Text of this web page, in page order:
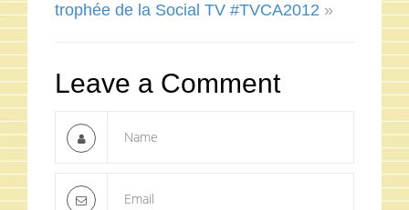
trophée de la Social TV #TVCA2012 »
Leave a Comment